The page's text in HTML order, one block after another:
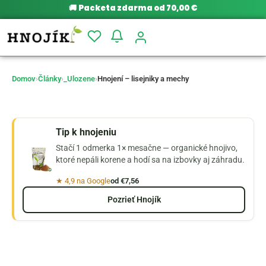
🚚 Packeta zdarma od 70,00 €
Domov›Články› _Ulozene›Hnojení – lisejniky a mechy
Tip k hnojeniu
Stačí 1 odmerka 1× mesačne — organické hnojivo,
ktoré nepáli korene a hodí sa na izbovky aj záhradu.
★ 4,9 na Googleod €7,56
Pozrieť Hnojík